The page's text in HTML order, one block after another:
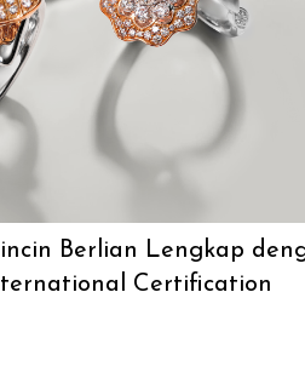
Berlian Lengkap
Certification